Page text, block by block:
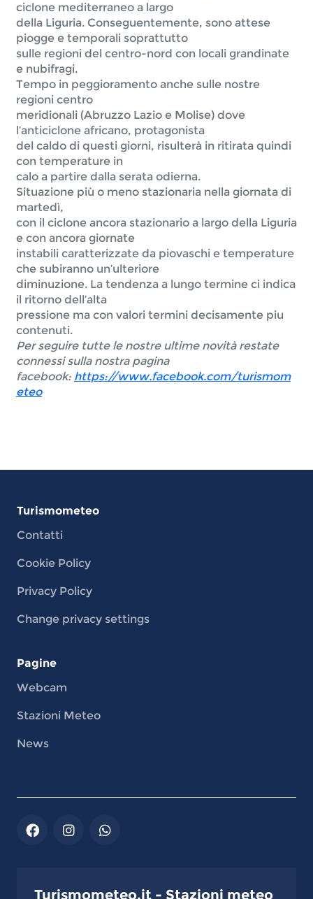
ciclone mediterraneo a largo
della Liguria. Conseguentemente, sono attese
piogge e temporali soprattutto
sulle regioni del centro-nord con locali grandinate
e nubifragi.
Tempo in peggioramento anche sulle nostre
regioni centro
meridionali (Abruzzo Lazio e Molise) dove
l’anticiclone africano, protagonista
del caldo di questi giorni, risulterà in ritirata quindi
con temperature in
calo a partire dalla serata odierna.
Situazione più o meno stazionaria nella giornata di
martedì,
con il ciclone ancora stazionario a largo della Liguria
e con ancora giornate
instabili caratterizzate da piovaschi e temperature
che subiranno un’ulteriore
diminuzione. La tendenza a lungo termine ci indica
il ritorno dell’alta
pressione ma con valori termini decisamente piu
contenuti.
Per seguire tutte le nostre ultime novità restate
connessi sulla nostra pagina
facebook: https://www.facebook.com/turismom
eteo
Turismometeo
Contatti
Cookie Policy
Privacy Policy
Change privacy settings
Pagine
Webcam
Stazioni Meteo
News
Turismometeo.it - Stazioni meteo